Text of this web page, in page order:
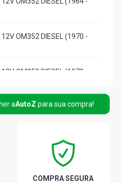
12V OM352 DIESEL (1970 -
OM352 DIESEL (1970 -
12V OM352 DIESEL (1981 -
12V OM352 DIESEL (1979 -
12V OM352 DIESEL (1970 -
aAutoZ para sua compra!
COMPRA SEGURA